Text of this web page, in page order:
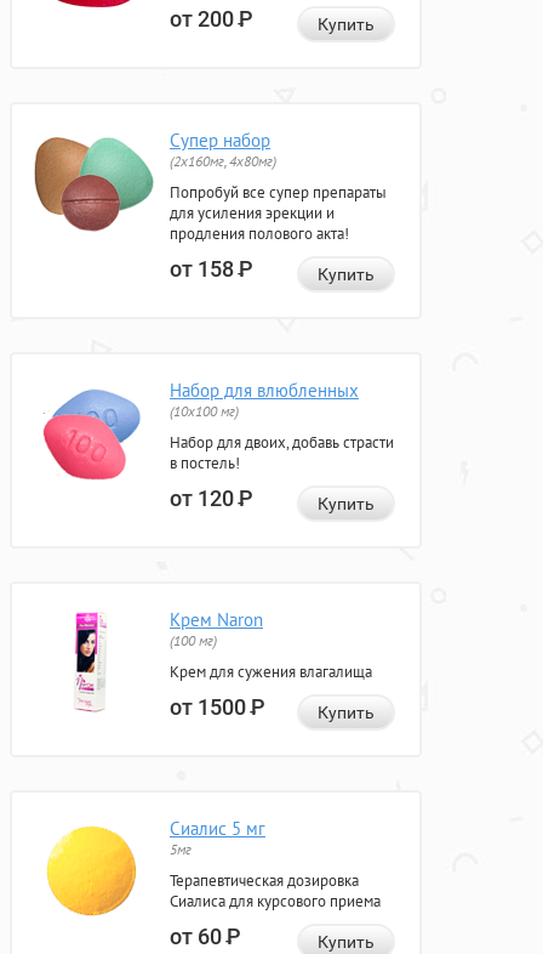
от 200Р Купить
Супер набор
(2х160мг, 4х80мг)
Попробуй все супер препараты
для усиления эрекции и
продления полового акта!
от 158Р Купить
Набор для влюбленных
(10х100 мг)
Набор для двоих, добавь страсти
в постель!
от 120Р Купить
Крем Naron
(100 мг)
Крем для сужения влагалища
от 1500Р Купить
Сиалис 5 мг
5мг
Терапевтическая дозировка
Сиалиса для курсового приема
от 60Р Купить